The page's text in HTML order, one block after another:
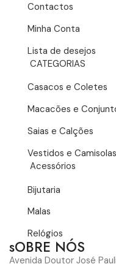
Contactos
Minha Conta
Lista de desejos
CATEGORIAS
Casacos e Coletes
Macacões e
Saias e Calções
Vestidos e Camisolas
Acessórios
Bijutaria
Malas
Relógios
sOBRE NÓS
Avenida Doutor José